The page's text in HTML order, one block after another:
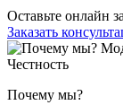
Оставьте онлайн
Заказать
Честность
Почему мы?